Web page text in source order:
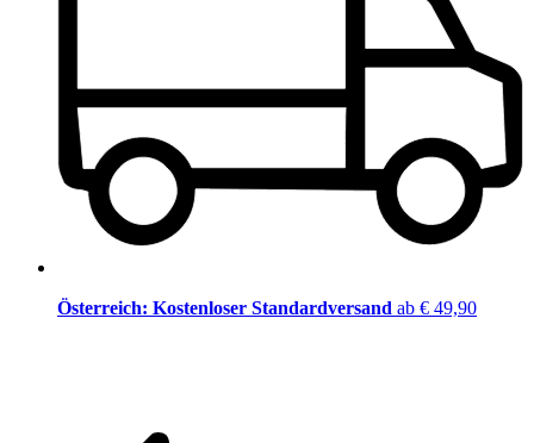
Österreich: Kostenloser Standardversand ab € 49,90